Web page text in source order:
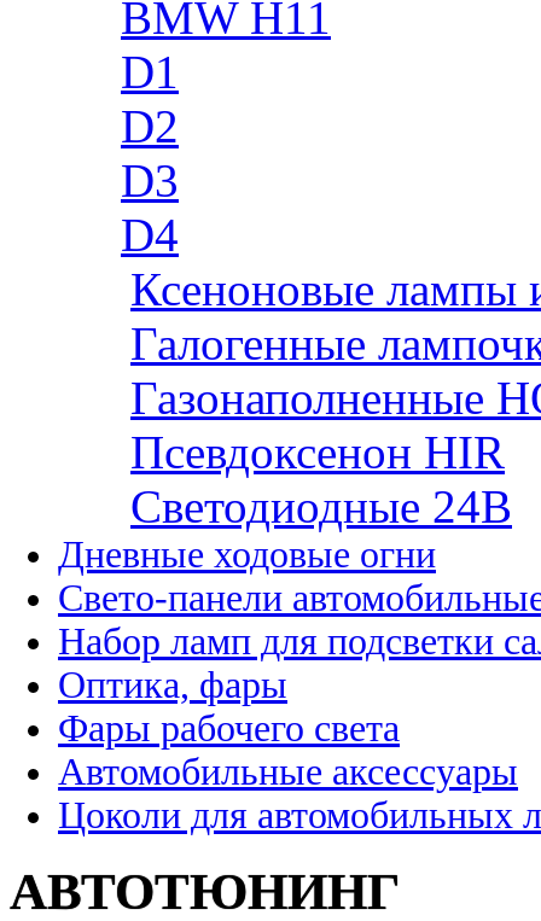
BMW H11
D1
D2
D3
D4
Ксеноновые лампы
Галогенные
Газонаполненные
Псевдоксенон HIR
Cветодиодные 24B
Дневные ходовые огни
Свето-панели
Набор ламп для подсветки
Оптика, фары
Фары рабочего света
Автомобильные аксессуары
Цоколи для автомобильных
АВТОТЮНИНГ